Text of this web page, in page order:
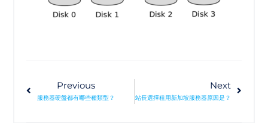
Previous
服務器硬盤都有哪些種類型？
Next
站長選擇租用新加坡服務器原因是？